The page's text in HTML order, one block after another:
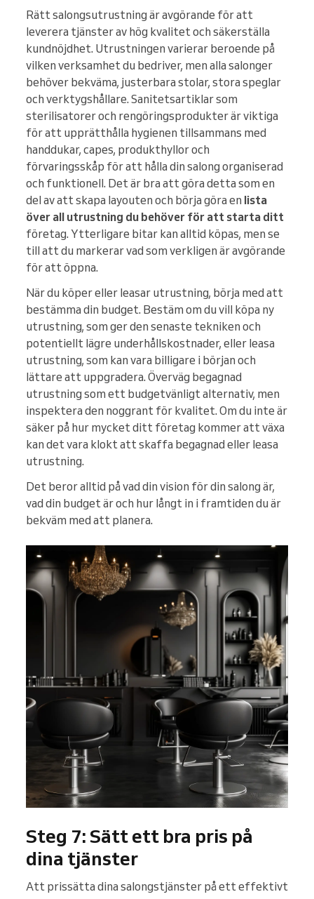
Rätt salongsutrustning är avgörande för att
leverera tjänster av hög kvalitet och säkerställa
kundnöjdhet. Utrustningen varierar beroende på
vilken verksamhet du bedriver, men alla salonger
behöver bekväma, justerbara stolar, stora speglar
och verktygshållare. Sanitetsartiklar som
sterilisatorer och rengöringsprodukter är viktiga
för att upprätthålla hygienen tillsammans med
handdukar, capes, produkthyllor och
förvaringsskåp för att hålla din salong organiserad
och funktionell. Det är bra att göra detta som en
del av att skapa layouten och börja göra en lista
över all utrustning du behöver för att starta ditt
företag. Ytterligare bitar kan alltid köpas, men se
till att du markerar vad som verkligen är avgörande
för att öppna.
När du köper eller leasar utrustning, börja med att
bestämma din budget. Bestäm om du vill köpa ny
utrustning, som ger den senaste tekniken och
potentiellt lägre underhållskostnader, eller leasa
utrustning, som kan vara billigare i början och
lättare att uppgradera. Överväg begagnad
utrustning som ett budgetvänligt alternativ, men
inspektera den noggrant för kvalitet. Om du inte är
säker på hur mycket ditt företag kommer att växa
kan det vara klokt att skaffa begagnad eller leasa
utrustning.
Det beror alltid på vad din vision för din salong är,
vad din budget är och hur långt in i framtiden du är
bekväm med att planera.
Steg 7: Sätt ett bra pris på
dina tjänster
Att prissätta dina salongstjänster på ett effektivt